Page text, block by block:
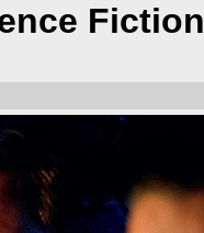
Fiction